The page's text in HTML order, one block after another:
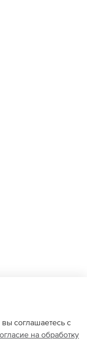
соглашаетесь с
на обработку